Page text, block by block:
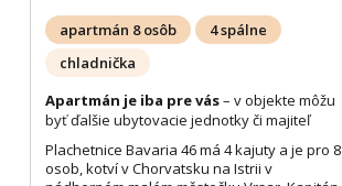
apartmán 8 osôb
4 spálne
chladnička
Apartmán je iba pre vás– v objekte môžu
byť ďalšie ubytovacie jednotky či majiteľ
Plachetnice Bavaria 46 má 4 kajuty a je pro 8
osob, kotví v Chorvatsku na Istrii v